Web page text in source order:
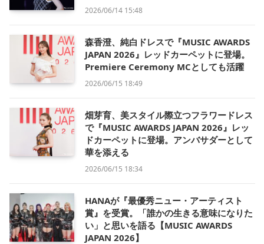
2026/06/14 15:48
森香澄、純白ドレスで『MUSIC AWARDS
JAPAN 2026』レッドカーペットに登場。
Premiere Ceremony MCとしても活躍
2026/06/15 18:49
畑芽育、美スタイル際立つフラワードレス
で『MUSIC AWARDS JAPAN 2026』レッ
ドカーペットに登場。アンバサダーとして
華を添える
2026/06/15 18:34
HANAが『最優秀ニュー・アーティスト
賞』を受賞。「誰かの生きる意味になりた
い」と思いを語る【MUSIC AWARDS
JAPAN 2026】